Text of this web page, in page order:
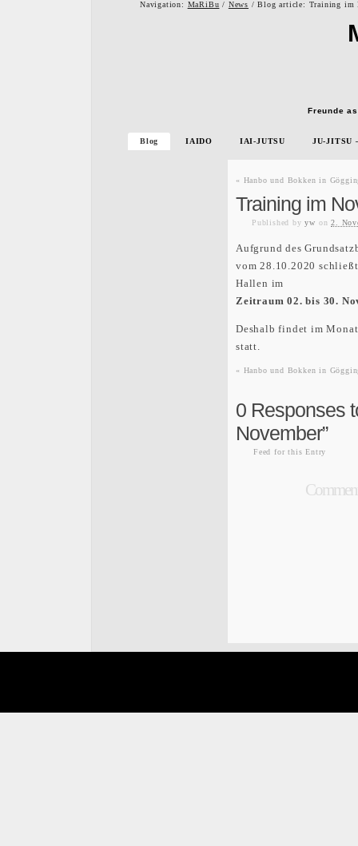
Navigation: MaRiBu / News / Blog article: Training im
Freunde
Blog IAIDO IAI-JUTSU JU-JITSU
« Hanbo und Bokken in
Training im
Published by yw on 2.
Aufgrund des
vom 28.10.2020
Hallen im
Zeitraum 02. bis 30.
Deshalb findet im
statt.
« Hanbo und Bokken in
0 Responses
November”
Feed for this Entry